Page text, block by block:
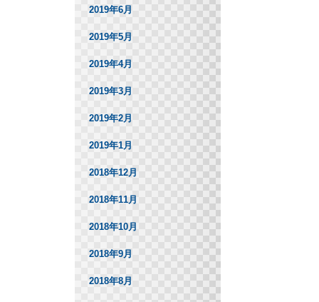
2019年6月
2019年5月
2019年4月
2019年3月
2019年2月
2019年1月
2018年12月
2018年11月
2018年10月
2018年9月
2018年8月